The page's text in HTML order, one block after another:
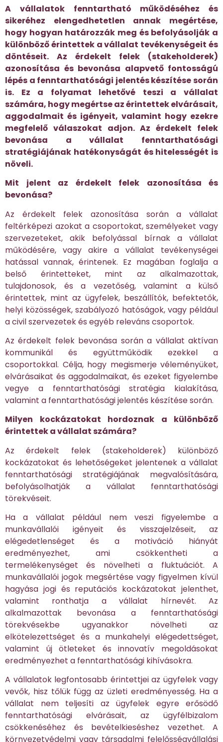
A vállalatok fenntartható működéséhez és
sikeréhez elengedhetetlen annak megértése,
hogy hogyan határozzák meg és befolyásolják a
különböző érintettek a vállalat tevékenységeit és
döntéseit. Az érdekelt felek (stakeholderek)
azonosítása és bevonása alapvető fontosságú
lépés a fenntarthatósági jelentés készítése során
is. Ez a folyamat lehetővé teszi a vállalat
számára, hogy megértse az érintettek elvárásait,
aggodalmait és igényeit, valamint hogy ezekre
megfelelő válaszokat adjon. Az érdekelt felek
bevonása a vállalat fenntarthatósági
stratégiájának hatékonyságát és hitelességét is
növeli.
Mit jelent az érdekelt felek azonosítása és
bevonása?
Az érdekelt felek azonosítása során a vállalat
feltérképezi azokat a csoportokat, személyeket vagy
szervezeteket, akik befolyással bírnak a vállalat
működésére, vagy akire a vállalat tevékenységei
hatással vannak, érintenek. Ez magában foglalja a
belső érintetteket, mint az alkalmazottak,
tulajdonosok, és a vezetőség, valamint a külső
érintettek, mint az ügyfelek, beszállítók, befektetők,
helyi közösségek, szabályozó hatóságok, vagy például
a civil szervezetek és egyéb releváns csoportok.
Az érdekelt felek bevonása során a vállalat aktívan
kommunikál és együttműködik ezekkel a
csoportokkal. Célja, hogy megismerje véleményüket,
elvárásaikat és aggodalmaikat, és ezeket figyelembe
vegye a fenntarthatósági stratégia kialakítása,
valamint a fenntarthatósági jelentés készítése során.
Milyen kockázatokat hordoznak a különböző
érintettek a vállalat számára?
Az érdekelt felek (stakeholderek) különböző
kockázatokat és lehetőségeket jelentenek a vállalat
fenntarthatósági stratégiájának megvalósítására,
befolyásolhatják a vállalat fenntarthatósági
törekvéseit.
Ha a vállalat például nem veszi figyelembe a
munkavállalói igényeit és visszajelzéseit, az
elégedetlenséget és a motiváció hiányát
eredményezhet, ami csökkentheti a
termelékenységet és növelheti a fluktuációt. A
munkavállalói jogok megsértése vagy figyelmen kívül
hagyása jogi és reputációs kockázatokat jelenthet,
valamint ronthatja a vállalat hírnevét. Az
alkalmazottak bevonása a fenntarthatósági
törekvésekbe ugyanakkor növelheti az
elkötelezettséget és a munkahelyi elégedettséget,
valamint új ötleteket és innovatív megoldásokat
eredményezhet a fenntarthatósági kihívásokra.
A vállalatok legfontosabb érintettjei az ügyfelek vagy
vevők, hisz tőlük függ az üzleti eredményesség. Ha a
vállalat nem teljesíti az ügyfelek egyre erősödő
fenntarthatósági elvárásait, az ügyfélbizalom
csökkenéséhez és bevételkieséshez vezethet. A
környezetvédelmi vagy társadalmi felelősségvállalási